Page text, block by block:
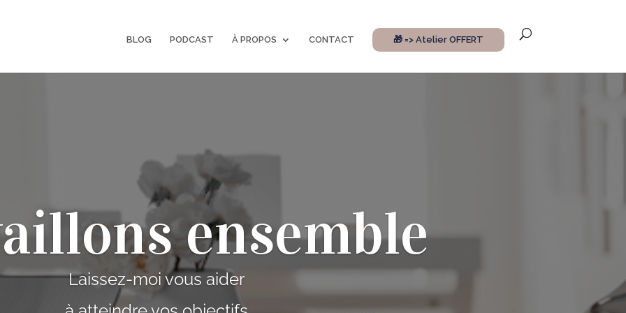
BLOG PODCAST À PROPOS CONTACT 🎁 => Atelier OFFERT
ensemble
Laissez-moi vous aider